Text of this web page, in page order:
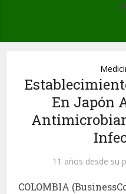
En Japón
11 años desde su
COLOMBIA